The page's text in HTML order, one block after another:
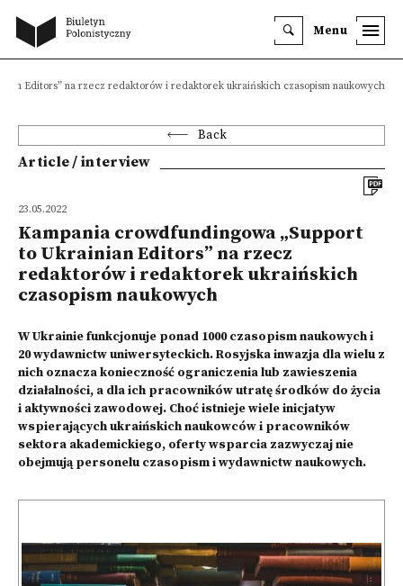
Menu
Editors” na rzecz redaktorów i redaktorek ukraińskich czasopism naukowych
Back
Article / interview
23.05.2022
Kampania crowdfundingowa „Support
to Ukrainian Editors” na rzecz
redaktorów i redaktorek ukraińskich
czasopism naukowych
W Ukrainie funkcjonuje ponad 1000 czasopism naukowych i
20 wydawnictw uniwersyteckich. Rosyjska inwazja dla wielu z
nich oznacza konieczność ograniczenia lub zawieszenia
działalności, a dla ich pracowników utratę środków do życia
i aktywności zawodowej. Choć istnieje wiele inicjatyw
wspierających ukraińskich naukowców i pracowników
sektora akademickiego, oferty wsparcia zazwyczaj nie
obejmują personelu czasopism i wydawnictw naukowych.